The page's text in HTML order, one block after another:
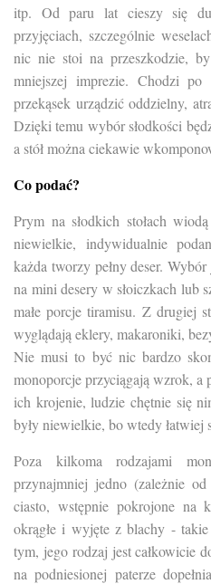
itp. Od paru lat cieszy się
przyjęciach, szczególnie
nic nie stoi na przeszkodzie,
mniejszej imprezie. Chodzi
przekąsek urządzić oddzielny,
Dzięki temu wybór słodkości
a stół można ciekawie
Co podać?
Prym na słodkich stołach
niewielkie, indywidualnie
każda tworzy pełny deser.
na mini desery w słoiczkach lub
małe porcje tiramisu. Z drugiej
wyglądają eklery, makaroniki,
Nie musi to być nic bardzo
monoporcje przyciągają wzrok, a
ich krojenie, ludzie chętnie się
były niewielkie, bo wtedy
Poza kilkoma rodzajami
przynajmniej jedno (zależnie
ciasto, wstępnie pokrojone na
okrągłe i wyjęte z blachy - takie
tym, jego rodzaj jest całkowicie
na podniesionej paterze